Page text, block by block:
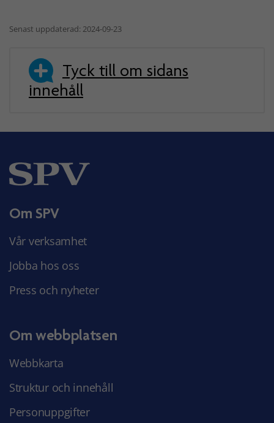
Senast uppdaterad: 2024-09-23
Tyck till om sidans
innehåll
Om SPV
Vår verksamhet
Jobba hos oss
Press och nyheter
Om webbplatsen
Webbkarta
Struktur och innehåll
Personuppgifter